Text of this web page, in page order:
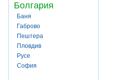
Болгария
Баня
Габрово
Пештера
Пловдив
Русе
София